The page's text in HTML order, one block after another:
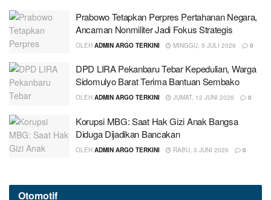
Prabowo Tetapkan Perpres Pertahanan Negara,
Ancaman Nonmiliter Jadi Fokus Strategis
OLEH ADMIN ARGO TERKINI MINGGU, 5 JULI 2026 0
DPD LIRA Pekanbaru Tebar Kepedulian, Warga
Sidomulyo Barat Terima Bantuan Sembako
OLEH ADMIN ARGO TERKINI JUMAT, 12 JUNI 2026 0
Korupsi MBG: Saat Hak Gizi Anak Bangsa
Diduga Dijadikan Bancakan
OLEH ADMIN ARGO TERKINI RABU, 3 JUNI 2026 0
Otomotif